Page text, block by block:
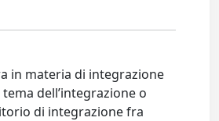
in materia di integrazione
dell’integrazione o
di integrazione fra